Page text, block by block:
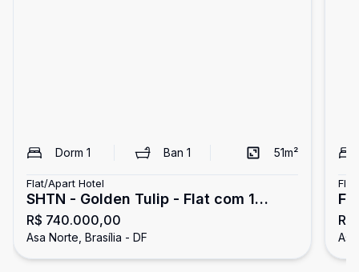
Dorm 1 Ban 1 51m²
Flat/Apart Hotel
SHTN - Golden Tulip - Flat com 1
quarto - nascente - Asa Norte
R$ 740.000,00
Asa Norte, Brasília - DF